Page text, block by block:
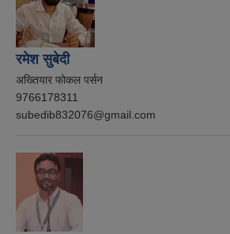
रमेश सुबेदी
अख्तियार फोकल पर्सन
9766178311
subedib832076@gmail.com